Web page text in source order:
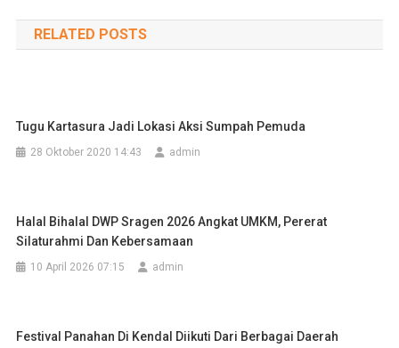
pos
RELATED POSTS
Tugu Kartasura Jadi Lokasi Aksi Sumpah Pemuda
28 Oktober 2020 14:43 admin
Halal Bihalal DWP Sragen 2026 Angkat UMKM, Pererat
Silaturahmi Dan Kebersamaan
10 April 2026 07:15 admin
Festival Panahan Di Kendal Diikuti Dari Berbagai Daerah